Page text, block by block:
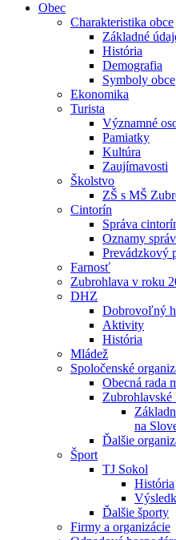
Obec
Charakteristika obce
Základné
História
Demografia
Symboly obce
Ekonomika
Turista
Významné
Pamiatky
Kultúra
Zaujímavosti
Školstvo
ZŠ s MŠ
Cintorín
Správa
Oznamy
Prevádzkový
Farnosť
Zubrohlava v roku
DHZ
Dobrovoľný
Aktivity
História
Mládež
Spoločenské
Obecná rada
Zubrohlavské
na
Ďalšie
Šport
TJ Sokol
História
Ďalšie športy
Firmy a organizácie